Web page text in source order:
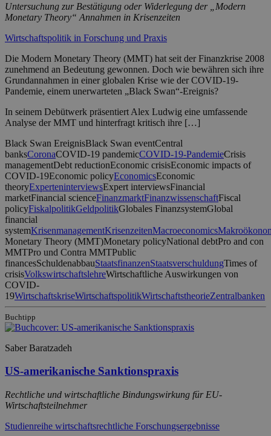
Untersuchung zur Bestätigung oder Widerlegung der „Modern
Monetary Theory“ Annahmen in Krisenzeiten
Wirtschaftspolitik in Forschung und Praxis
Die Modern Monetary Theory (MMT) hat seit der Finanzkrise 2008
zunehmend an Bedeutung gewonnen. Doch wie bewähren sich ihre
Grundannahmen in einer globalen Krise wie der COVID-19-
Pandemie, einem unerwarteten „Black Swan“-Ereignis?
In seinem Debütwerk präsentiert Alex Ludwig eine umfassende
Analyse der MMT und hinterfragt kritisch ihre […]
Black Swan EreignisBlack Swan eventCentral
banksCoronaCOVID-19 pandemicCOVID-19-PandemieCrisis
managementDebt reductionEconomic crisisEconomic impacts of
COVID-19Economic policyEconomicsEconomic
theoryExperteninterviewsExpert interviewsFinancial
marketFinancial scienceFinanzmarktFinanzwissenschaftFiscal
policyFiskalpolitikGeldpolitikGlobales FinanzsystemGlobal
financial
systemKrisenmanagementKrisenzeitenMacroeconomics
Monetary Theory (MMT)Monetary policyNational debtPro and con
MMTPro und Contra MMTPublic
financesSchuldenabbauStaatsfinanzenStaatsverschuldungTimes of
crisisVolkswirtschaftslehreWirtschaftliche Auswirkungen von
COVID-
19WirtschaftskriseWirtschaftspolitikWirtschaftstheorieZentralbanken
Buchtipp
Saber Baratzadeh
US-amerikanische Sanktionspraxis
Rechtliche und wirtschaftliche Bindungswirkung für EU-
Wirtschaftsteilnehmer
Studienreihe wirtschaftsrechtliche Forschungsergebnisse